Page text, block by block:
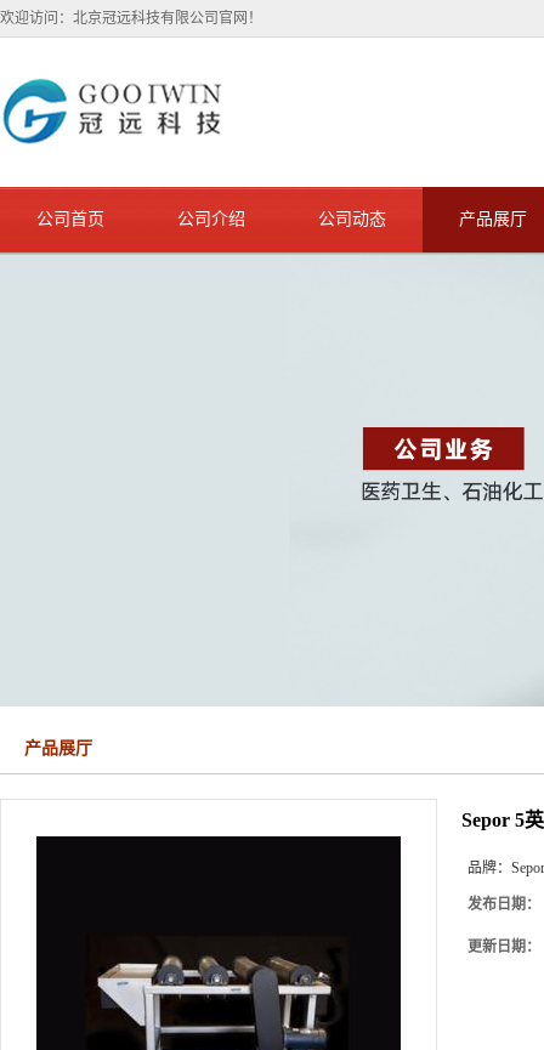
欢迎访问：北京冠远科技有限公司官网！
公司首页 公司介绍 公司动态 产品展厅
产品展厅
Sepor 5
品牌： Sepor
发布日期：
更新日期：